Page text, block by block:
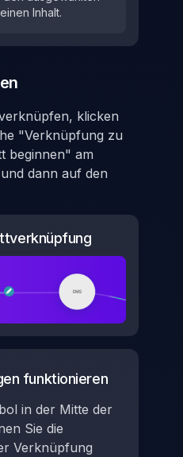
Inhalt.
klicken
"Verknüpfung zu
beginnen" am
dann auf den
funktionieren
in der Mitte der
Sie die
Verknüpfung